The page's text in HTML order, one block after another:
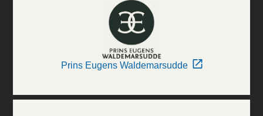
Prins Eugens Waldemarsudde